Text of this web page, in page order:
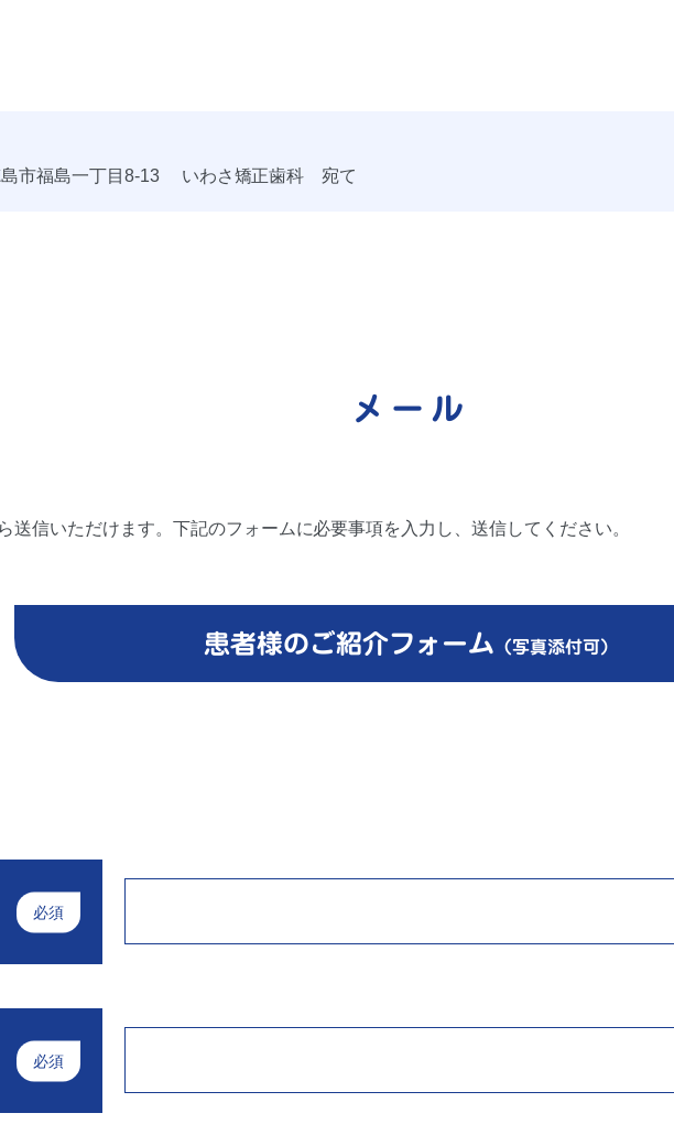
市福島一丁目8-13 いわさ矯正歯科 宛て
メール
送信いただけます。下記のフォームに必要事項を入力し、送信してください。
患者様のご紹介フォーム （写真添付可）
必須
必須